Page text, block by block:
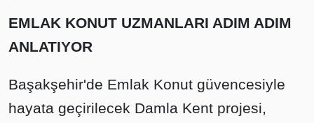
EMLAK KONUT UZMANLARI ADIM ADIM
ANLATIYOR
Başakşehir'de Emlak Konut güvencesiyle
hayata geçirilecek Damla Kent projesi,